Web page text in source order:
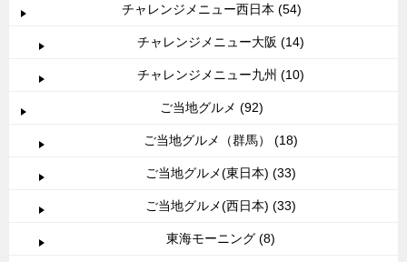
チャレンジメニュー西日本 (54)
チャレンジメニュー大阪 (14)
チャレンジメニュー九州 (10)
ご当地グルメ (92)
ご当地グルメ（群馬） (18)
ご当地グルメ(東日本) (33)
ご当地グルメ(西日本) (33)
東海モーニング (8)